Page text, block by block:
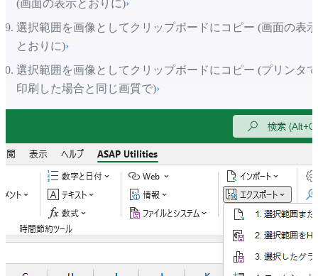
(画面の表示とおりに)›
選択範囲を画像としてクリップボードにコピー (画面の表示
とおりに)›
選択範囲を画像としてクリップボードにコピー (プリンタで
印刷した場合と同じ画質で)›